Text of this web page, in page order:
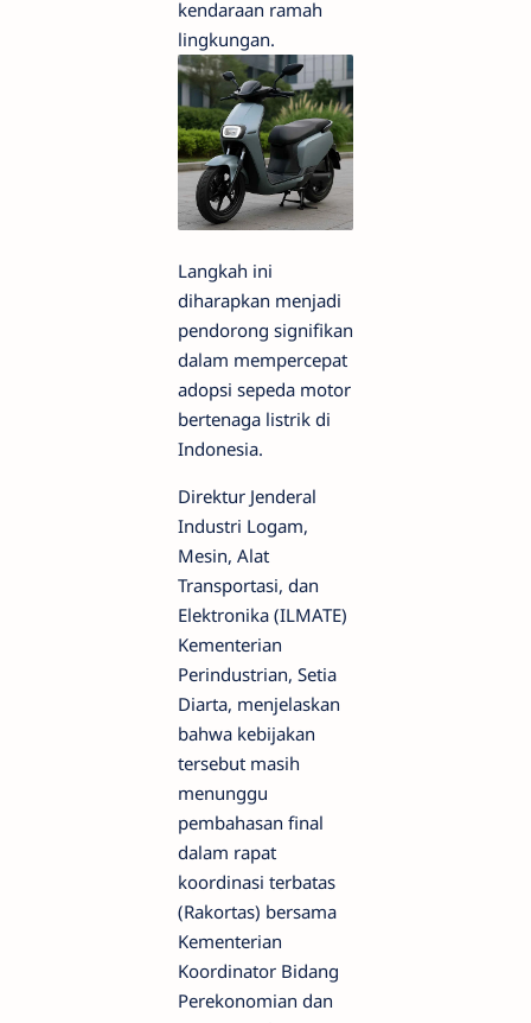
kendaraan ramah
lingkungan.
Langkah ini
diharapkan menjadi
pendorong signifikan
dalam mempercepat
adopsi sepeda motor
bertenaga listrik di
Indonesia.
Direktur Jenderal
Industri Logam,
Mesin, Alat
Transportasi, dan
Elektronika (ILMATE)
Kementerian
Perindustrian, Setia
Diarta, menjelaskan
bahwa kebijakan
tersebut masih
menunggu
pembahasan final
dalam rapat
koordinasi terbatas
(Rakortas) bersama
Kementerian
Koordinator Bidang
Perekonomian dan